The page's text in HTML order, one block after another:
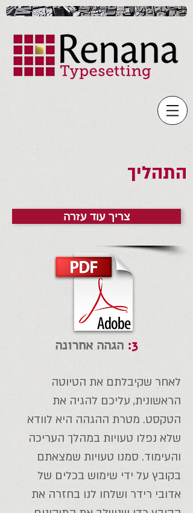
התהליך
צריך עוד עזרה
3: הגהה אחרונה
לאחר שקיבלתם את הטיוטה
הראשונית, עליכם להגיה את
הטקסט. מטרת ההגהה היא לוודא
שלא נפלו טעויות במהלך העריכה
והעימוד. סמנו טעויות שמצאתם
בקובץ על ידי שימוש בכלים של
אדובי רידר ושלחו לנו בחזרה את